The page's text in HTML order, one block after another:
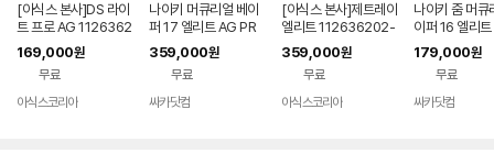
[아식스 본사]DS 라이
트 프로 AG 1126362
05-102
169,000원
무료
아식스코리아
나이키 머큐리얼 베이
퍼 17 엘리트 AG PR
O SE(IR0125900)
359,000원
무료
싸카닷컴
[아식스 본사]제트레이
엘리트 112636202-
101
359,000원
무료
아식스코리아
나이키 줌 머큐
이퍼 16 엘리
179,000원
무료
싸카닷컴